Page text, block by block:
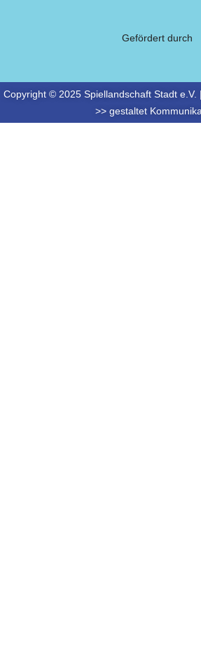
Gefördert durch
Copyright © 2025 Spiellandschaft Stadt e.V.
>> gestaltet